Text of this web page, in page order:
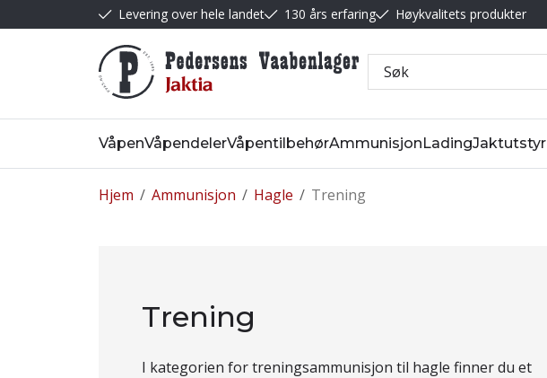
Levering over hele landet 130 års erfaring Høykvalitets produkter
VåpenVåpendelerVåpentilbehørAmmunisjonLadingJaktutstyr
/
Hjem /
Ammunisjon /
Hagle Trening
Trening
I kategorien for treningsammunisjon til hagle finner du et